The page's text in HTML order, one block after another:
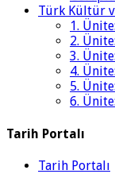
Türk Kültür
1.
2.
3.
4.
5.
6.
Tarih Portalı
Tarih Portalı